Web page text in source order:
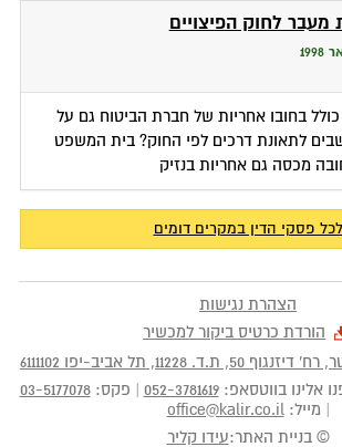
מעבר לחוק הפיצויים
בחובו אחריות של חברת הביטוח גם על
לתאונת דרכים לפי החוק? בית המשפט
מכסה גם אחריות בנזיק
לכל פסקי הדין במקרים דומים
הצהרת נגישות
הורדת כרטיס ביקור למכשיר
רח' דיזנגוף 50
, ת.ד. 11228
, תל אביב-יפו 6111102
אלינו בווטסאפ:052-3781619 פקס:03-5177078
מייל:office@kalir.co.il
© בניית האתר:עידו קליר